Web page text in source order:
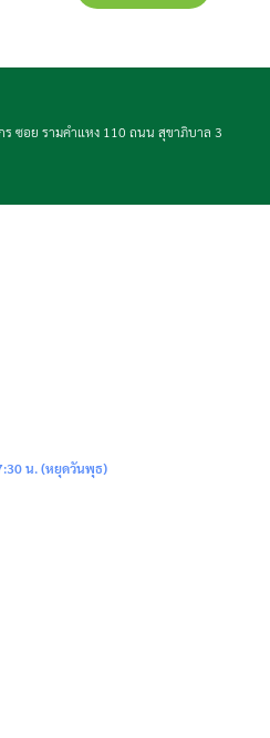
ซอย รามคำแหง 110 ถนน สุขาภิบาล 3
น. (หยุดวันพุธ)